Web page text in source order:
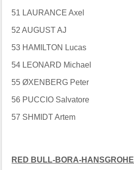
51 LAURANCE Axel
52 AUGUST AJ
53 HAMILTON Lucas
54 LEONARD Michael
55 ØXENBERG Peter
56 PUCCIO Salvatore
57 SHMIDT Artem
RED BULL-BORA-HANSGROHE